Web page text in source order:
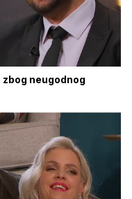
neugodnog